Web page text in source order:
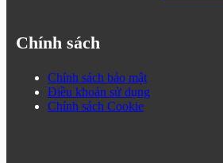
Chính sách
Chính sách bảo mật
Điều khoản sử dụng
Chính sách Cookie